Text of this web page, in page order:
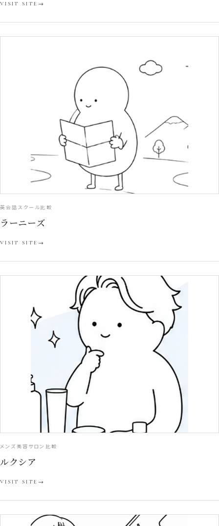
VISIT SITE
英会話スクール比較
ラーニーズ
VISIT SITE
メンズ美容サロン比較
ルクシア
VISIT SITE